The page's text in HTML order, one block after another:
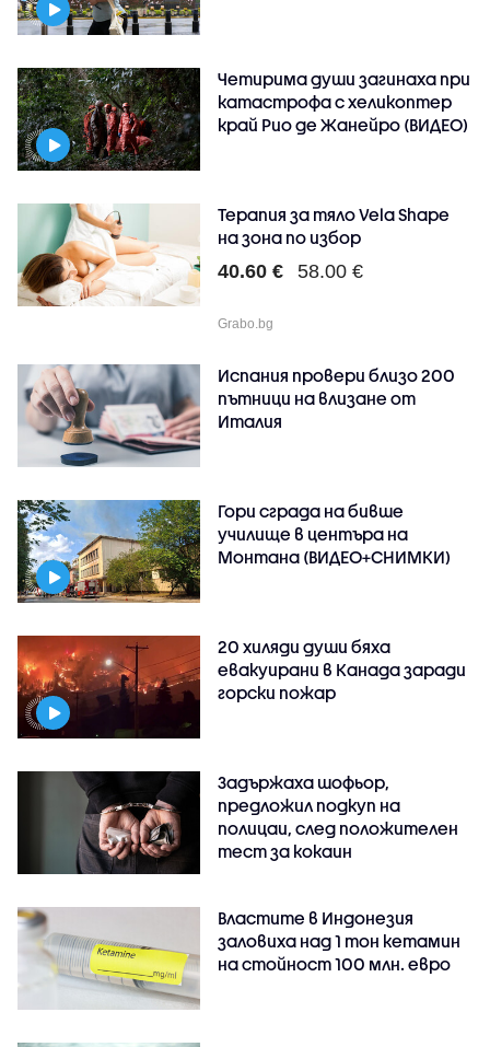
Четирима души загинаха при
катастрофа с хеликоптер
край Рио де Жанейро (ВИДЕО)
Терапия за тяло Vela Shape
на зона по избор
40.60 € 58.00 €
Grabo.bg
Испания провери близо 200
пътници на влизане от
Италия
Гори сграда на бивше
училище в центъра на
Монтана (ВИДЕО+СНИМКИ)
20 хиляди души бяха
евакуирани в Канада заради
горски пожар
Задържаха шофьор,
предложил подкуп на
полицаи, след положителен
тест за кокаин
Властите в Индонезия
заловиха над 1 тон кетамин
на стойност 100 млн. евро